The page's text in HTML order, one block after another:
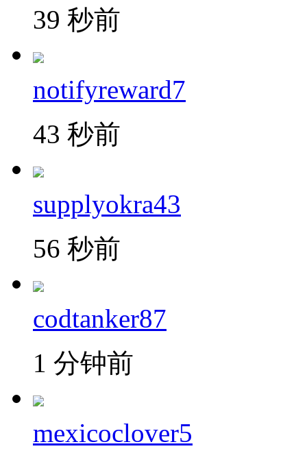
39 秒前
notifyreward7
43 秒前
supplyokra43
56 秒前
codtanker87
1 分钟前
mexicoclover5